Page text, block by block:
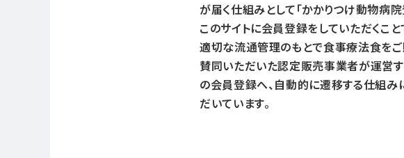
が届く仕組みとして「かかりつけ動物病院
このサイトに会員登録をしていただくこ
適切な流通管理のもとで食事療法食をご
賛同いただいた認定販売事業者が運営す
の会員登録へ、自動的に遷移する仕組み
だいています。